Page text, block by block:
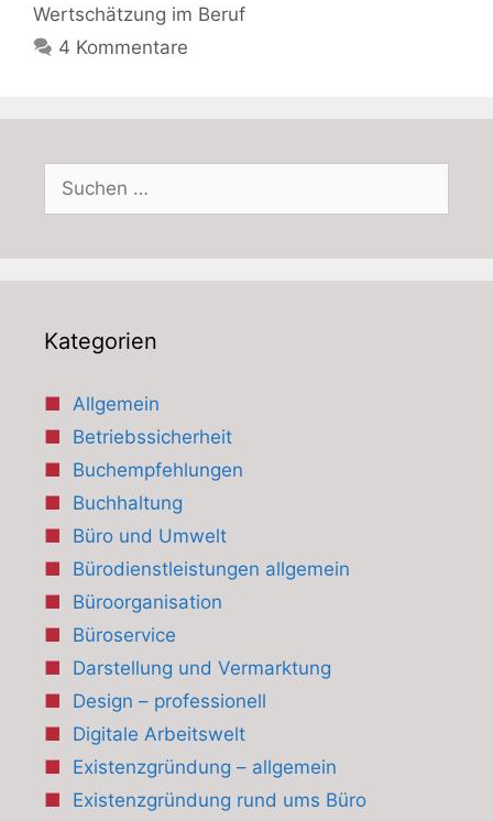
Wertschätzung im Beruf
4 Kommentare
Suchen
nach:
Kategorien
Allgemein
Betriebssicherheit
Buchempfehlungen
Buchhaltung
Büro und Umwelt
Bürodienstleistungen allgemein
Büroorganisation
Büroservice
Darstellung und Vermarktung
Design – professionell
Digitale Arbeitswelt
Existenzgründung – allgemein
Existenzgründung rund ums Büro